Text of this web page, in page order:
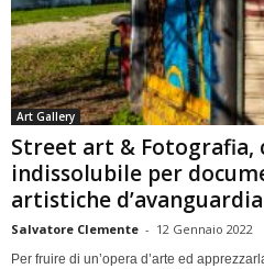
Art Gallery
Street art & Fotografia,
indissolubile per
artistiche d’avanguardia
Salvatore Clemente - 12 Gennaio 2022
Per fruire di un’opera d’arte ed